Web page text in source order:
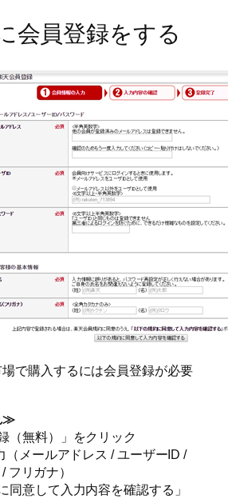
会員登録をする
で購入するには会員登録が必要
≫
（無料）」をクリック
（メールアドレス / ユーザーID /
フリガナ）
同意して入力内容を確認する」